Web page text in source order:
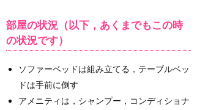
部屋の状況（以下，あくまでもこの時
の状況です）
ソファーベッドは組み立てる，テーブルベッ
ドは手前に倒す
アメニティは，シャンプー，コンディショナ